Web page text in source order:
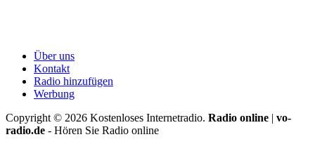
Über uns
Kontakt
Radio hinzufügen
Werbung
Copyright © 2026 Kostenloses Internetradio. Radio online | vo-
radio.de - Hören Sie Radio online